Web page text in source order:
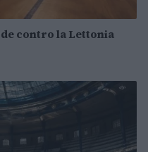
contro la Lettonia